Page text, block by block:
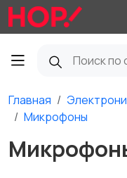
Главная
Микрофоны